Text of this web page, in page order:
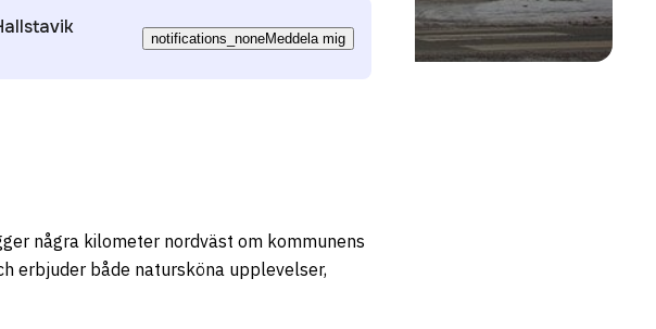
notifications_noneMeddela mig
några kilometer nordväst om kommunens
erbjuder både natursköna upplevelser,